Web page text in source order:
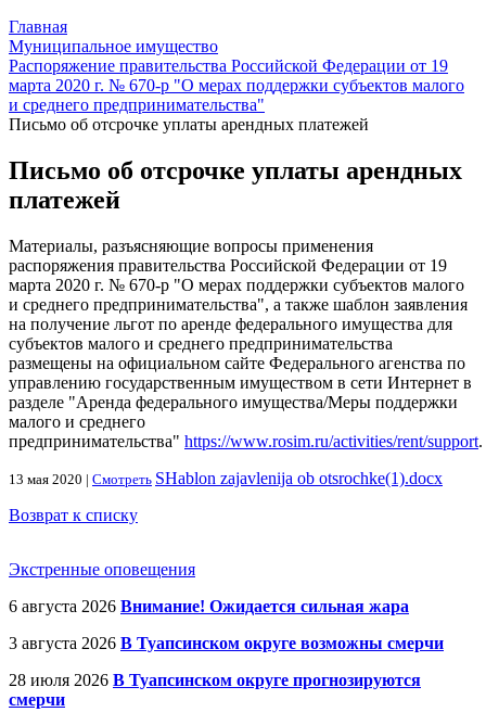
Главная
Муниципальное имущество
Распоряжение правительства Российской Федерации от 19
марта 2020 г. № 670-р "О мерах поддержки субъектов малого
и среднего предпринимательства"
Письмо об отсрочке уплаты арендных платежей
Письмо об отсрочке уплаты арендных
платежей
Материалы, разъясняющие вопросы применения
распоряжения правительства Российской Федерации от 19
марта 2020 г. № 670-р "О мерах поддержки субъектов малого
и среднего предпринимательства", а также шаблон заявления
на получение льгот по аренде федерального имущества для
субъектов малого и среднего предпринимательства
размещены на официальном сайте Федерального агенства по
управлению государственным имуществом в сети Интернет в
разделе "Аренда федерального имущества/Меры поддержки
малого и среднего
предпринимательства" https://www.rosim.ru/activities/rent/support.
13 мая 2020 | Смотреть SHablon zajavlenija ob otsrochke(1).docx
Возврат к списку
Экстренные оповещения
6 августа 2026 Внимание! Ожидается сильная жара
3 августа 2026 В Туапсинском округе возможны смерчи
28 июля 2026 В Туапсинском округе прогнозируются
смерчи